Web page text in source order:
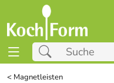
< Magnetleisten